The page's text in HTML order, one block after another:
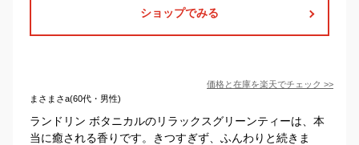
ショップでみる
価格と在庫を楽天でチェック >>
まさまさa(60代・男性)
ランドリン ボタニカルのリラックスグリーンティーは、本
当に癒される香りです。きつすぎず、ふんわりと続きま